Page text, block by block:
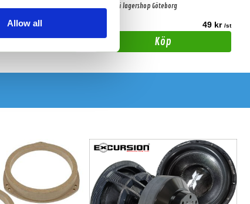
Allow all
Köp
Finns i lagershop Göteborg
49 kr /st
Köp